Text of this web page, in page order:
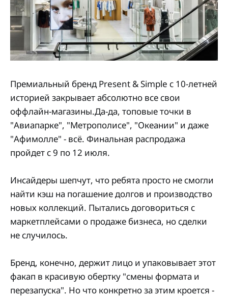
Премиальный бренд Present & Simple с 10-летней
историей закрывает абсолютно все свои
оффлайн-магазины.Да-да, топовые точки в
"Авиапарке", "Метрополисе", "Океании" и даже
"Афимолле" - всё. Финальная распродажа
пройдет с 9 по 12 июля.
Инсайдеры шепчут, что ребята просто не смогли
найти кэш на погашение долгов и производство
новых коллекций. Пытались договориться с
маркетплейсами о продаже бизнеса, но сделки
не случилось.
Бренд, конечно, держит лицо и упаковывает этот
факап в красивую обертку "смены формата и
перезапуска". Но что конкретно за этим кроется -